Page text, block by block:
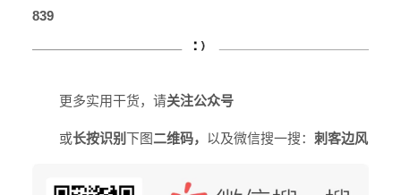
839
更多实用干货，请关注公众号
或长按识别 下图二维码， 以及微信搜一搜： 刺客边风